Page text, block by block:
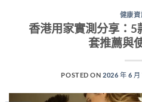
健康資
香港用家實測分享：5
套推薦與
POSTED ON2026 年 6 月